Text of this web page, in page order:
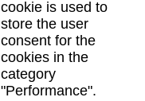
cookie is used to
store the user
consent for the
cookies in the
category
"Performance".